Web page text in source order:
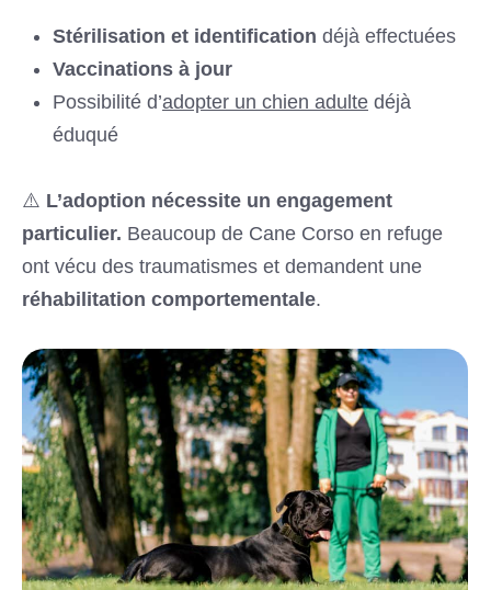
Stérilisation et identification déjà effectuées
Vaccinations à jour
Possibilité d’adopter un chien adulte déjà
éduqué
⚠️ L’adoption nécessite un engagement
particulier. Beaucoup de Cane Corso en refuge
ont vécu des traumatismes et demandent une
réhabilitation comportementale.